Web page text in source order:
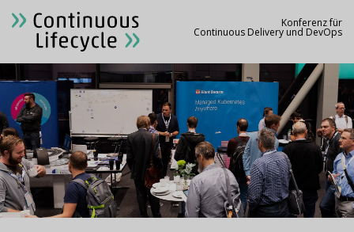
Konferenz für
Continuous Delivery und DevOps